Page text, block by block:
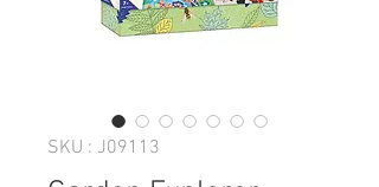
SKU : J09113